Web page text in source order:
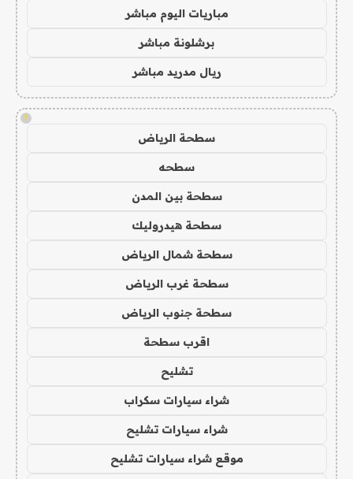
مباريات اليوم مباشر
برشلونة مباشر
ريال مدريد مباشر
!
سطحة الرياض
سطحه
سطحة بين المدن
سطحة هيدروليك
سطحة شمال الرياض
سطحة غرب الرياض
سطحة جنوب الرياض
اقرب سطحة
تشليح
شراء سيارات سكراب
شراء سيارات تشليح
موقع شراء سيارات تشليح